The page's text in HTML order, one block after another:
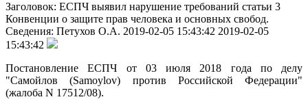
Заголовок: ЕСПЧ выявил нарушение требований статьи 3
Конвенции о защите прав человека и основных свобод.
Сведения: Петухов О.А. 2019-02-05 15:43:42 2019-02-05
15:43:42
Постановление ЕСПЧ от 03 июля 2018 года по делу
"Самойлов (Samoylov) против Российской Федерации"
(жалоба N 17512/08).